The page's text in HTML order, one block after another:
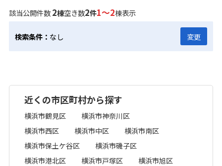
該当公開件数2棟空き数2件1～2棟表示
検索条件： なし 変更
近くの市区町村から探す
横浜市鶴見区
横浜市神奈川区
横浜市西区
横浜市中区
横浜市南区
横浜市保土ケ谷区
横浜市磯子区
横浜市港北区
横浜市戸塚区
横浜市旭区